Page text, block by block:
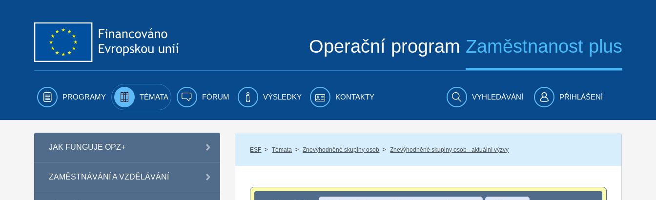
Operační program Zaměstnanost plus
PROGRAMY TÉMATA FÓRUM VÝSLEDKY KONTAKTY VYHLEDÁVÁNÍ PŘIHLÁŠENÍ
JAK FUNGUJE OPZ+
ZAMĚSTNÁVÁNÍ A VZDĚLÁVÁNÍ
ESF / Témata / Znevýhodněné skupiny osob / Znevýhodněné skupiny osob - aktuální výzvy